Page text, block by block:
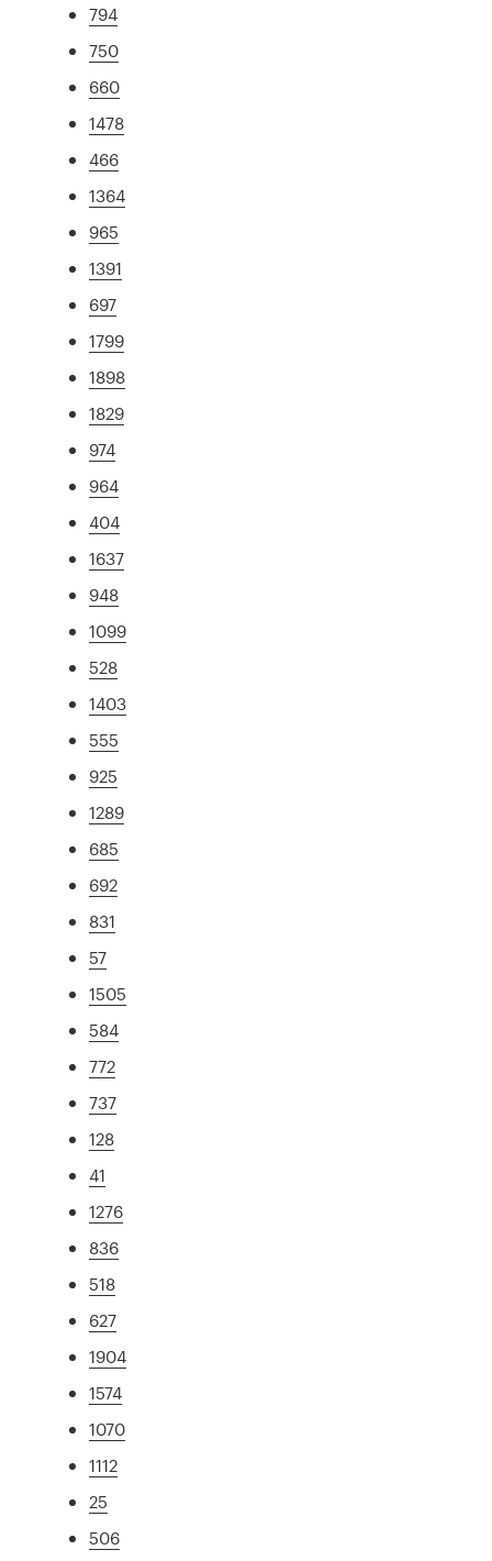
794
750
660
1478
466
1364
965
1391
697
1799
1898
1829
974
964
404
1637
948
1099
528
1403
555
925
1289
685
692
831
57
1505
584
772
737
128
41
1276
836
518
627
1904
1574
1070
1112
25
506